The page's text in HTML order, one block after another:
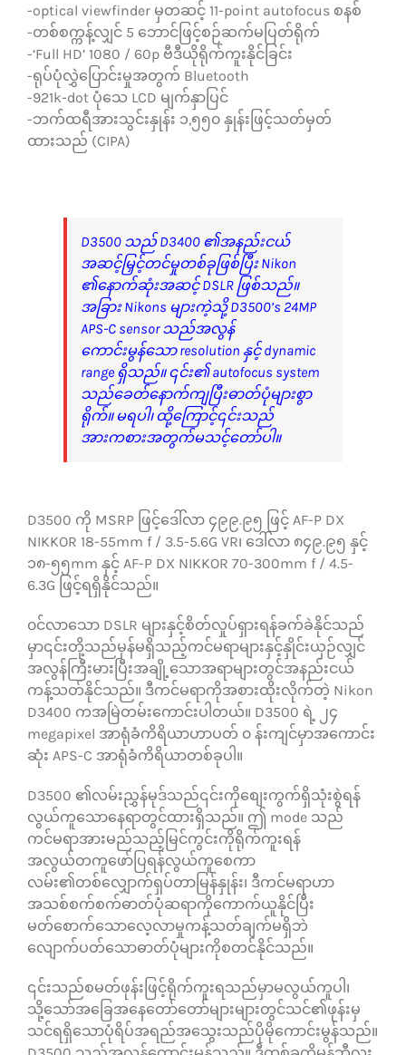
-optical viewfinder မှတဆင့် 11-point autofocus စနစ်
-တစ်စက္ကန့်လျှင် 5 ဘောင်ဖြင့်စဉ်ဆက်မပြတ်ရိုက်
-‘Full HD’ 1080 / 60p ဗီဒီယိုရိုက်ကူးနိုင်ခြင်း
-ရုပ်ပုံလွှဲပြောင်းမှုအတွက် Bluetooth
-921k-dot ပုံသေ LCD မျက်နှာပြင်
-ဘက်ထရီအားသွင်းနှုန်း ၁,၅၅၀ နှုန်းဖြင့်သတ်မှတ်
ထားသည် (CIPA)
D3500 သည် D3400 ၏အနည်းငယ်
အဆင့်မြှင့်တင်မှုတစ်ခုဖြစ်ပြီး Nikon
၏နောက်ဆုံးအဆင့် DSLR ဖြစ်သည်။
အခြား Nikons များကဲ့သို့ D3500’s 24MP
APS-C sensor သည်အလွန်
ကောင်းမွန်သော resolution နှင့် dynamic
range ရှိသည်။ ၎င်း၏ autofocus system
သည်ခေတ်နောက်ကျပြီးဓာတ်ပုံများစွာ
ရိုက်။ မရပါ၊ ထို့ကြောင့်၎င်းသည်
အားကစားအတွက်မသင့်တော်ပါ။
D3500 ကို MSRP ဖြင့်ဒေါ်လာ ၄၉၉.၉၅ ဖြင့် AF-P DX
NIKKOR 18-55mm f / 3.5-5.6G VR၊ ဒေါ်လာ ၈၄၉.၉၅ နှင့်
၁၈-၅၅mm နှင့် AF-P DX NIKKOR 70-300mm f / 4.5-
6.3G ဖြင့်ရရှိနိုင်သည်။
၀င်လာသော DSLR များနှင့်စိတ်လှုပ်ရှားရန်ခက်ခဲနိုင်သည်
မှာ၎င်းတို့သည်မှန်မရှိသည့်ကင်မရာများနှင့်နှိုင်းယှဉ်လျှင်
အလွန်ကြီးမားပြီးအချို့သောအရာများတွင်အနည်းငယ်
ကန့်သတ်နိုင်သည်။ ဒီကင်မရာကိုအစားထိုးလိုက်တဲ့ Nikon
D3400 ကအမြဲတမ်းကောင်းပါတယ်။ D3500 ရဲ့ ၂၄
megapixel အာရုံခံကိရိယာဟာပတ် ၀ န်းကျင်မှာအကောင်း
ဆုံး APS-C အာရုံခံကိရိယာတစ်ခုပါ။
D3500 ၏လမ်းညွှန်မုဒ်သည်၎င်းကိုစျေးကွက်ရှိသုံးစွဲရန်
လွယ်ကူသောနေရာတွင်ထားရှိသည်။ ဤ mode သည်
ကင်မရာအားမည်သည့်မြင်ကွင်းကိုရိုက်ကူးရန်
အလွယ်တကူဖော်ပြရန်လွယ်ကူစေကာ
လမ်း၏တစ်လျှောက်ရှပ်တာမြန်နှုန်း၊ ဒီကင်မရာဟာ
အသစ်စက်စက်ဓာတ်ပုံဆရာကိုကောက်ယူနိုင်ပြီး
မတ်စောက်သောလေ့လာမှုကန့်သတ်ချက်မရှိဘဲ
လျောက်ပတ်သောဓာတ်ပုံများကိုစတင်နိုင်သည်။
၎င်းသည်စမတ်ဖုန်းဖြင့်ရိုက်ကူးရသည်မှာမလွယ်ကူပါ၊
သို့သော်အခြေအနေတော်တော်များများတွင်သင်၏ဖုန်းမှ
သင်ရရှိသောပုံရိပ်အရည်အသွေးသည်ပိုမိုကောင်းမွန်သည်။